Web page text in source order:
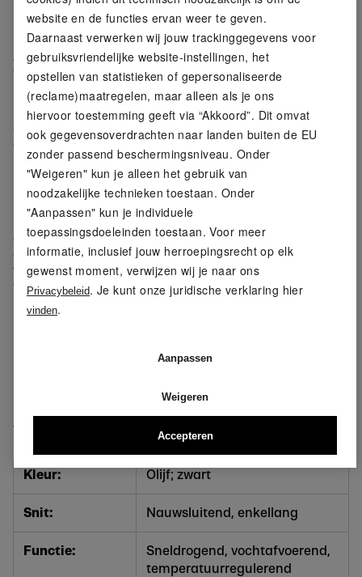
maximale bewegingsvrijheid
Comfort en bewegingsvrijheid
Dankzij het hoge aandeel elastaan (LYCRA®) vormt de
legging zich perfect naar je lichaam. De hoge taille
geeft extra ondersteuning en blijft goed zitten tijdens
elke beweging — ideaal voor workouts waarbij buigen,
rekken en intensief bewegen centraal staan.
Functioneel en praktisch
De sneldrogende en vochtafvoerende stof houdt je
droog en comfortabel. De olijfkleurige variant beschikt
over ritszakken met gerecyclede YKK‑rits voor het
veilig opbergen van sleutels, kaarten of oordopjes,
terwijl de zwarte versie handige steekzakken biedt.
bij aan verantwoord geproduceerde sportkleding. De
langdurig draagcomfort en kleurvastheid.
Kleur: Olijf; zwart
Snit: Nauwsluitend, enkellang
Functie:
Sneldrogend, vochtafvoerend,
temperatuurregulerend
website en de functies ervan weer te geven.
Daarnaast verwerken wij jouw trackinggegevens voor
gebruiksvriendelijke website-instellingen, het
opstellen van statistieken of gepersonaliseerde
(reclame)maatregelen, maar alleen als je ons
hiervoor toestemming geeft via “Akkoord”. Dit omvat
ook gegevensoverdrachten naar landen buiten de EU
zonder passend beschermingsniveau. Onder
"Weigeren" kun je alleen het gebruik van
noodzakelijke technieken toestaan. Onder
"Aanpassen" kun je individuele
toepassingsdoeleinden toestaan. Voor meer
informatie, inclusief jouw herroepingsrecht op elk
gewenst moment, verwijzen wij je naar ons
Privacybeleid. Je kunt onze juridische verklaring hier
vinden.
Aanpassen
Weigeren
Accepteren